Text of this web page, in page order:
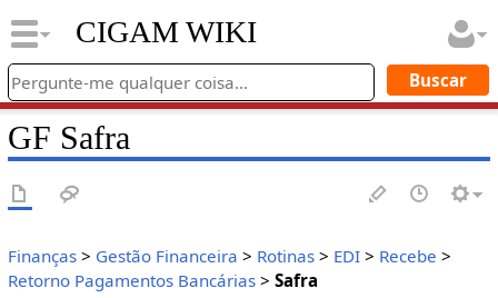
CIGAM WIKI
GF Safra
Finanças> Gestão Financeira > Rotinas> EDI> Recebe >
Retorno Pagamentos Bancárias> Safra